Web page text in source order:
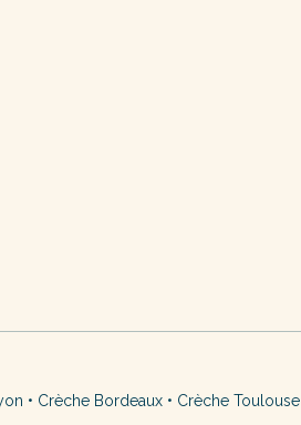
• Crèche Bordeaux • Crèche Toulouse